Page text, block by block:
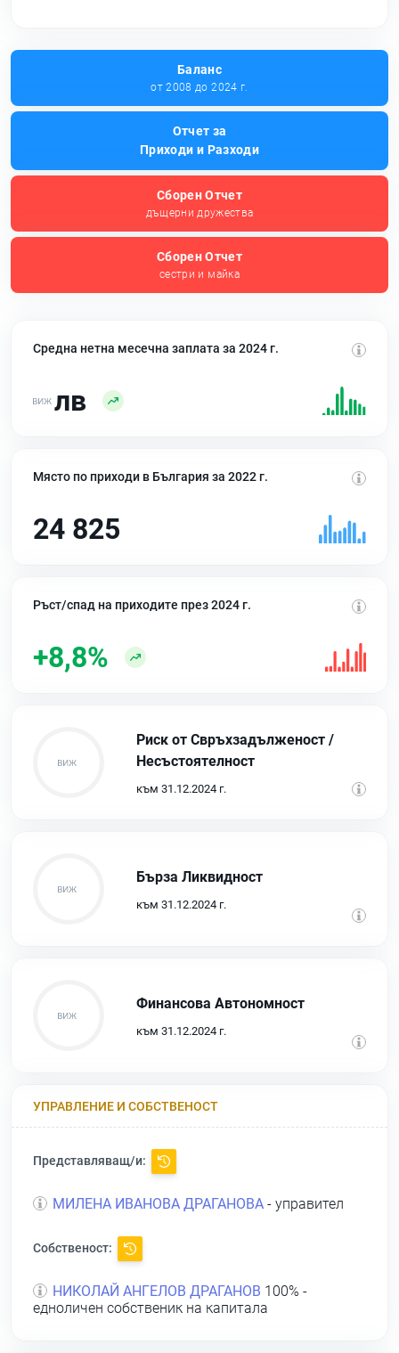
Баланс
от 2008 до 2024 г.
Отчет за
Приходи и Разходи
Сборен Отчет
дъщерни дружества
Сборен Отчет
сестри и майка
Средна нетна месечна заплата за 2024 г.
лв
Място по приходи в България за 2022 г.
24 825
Ръст/спад на приходите през 2024 г.
+8,8%
Риск от Свръхзадълженост /
Несъстоятелност
към 31.12.2024 г.
Бърза Ликвидност
към 31.12.2024 г.
Финансова Автономност
към 31.12.2024 г.
УПРАВЛЕНИЕ И СОБСТВЕНОСТ
Представляващ/и:
МИЛЕНА ИВАНОВА ДРАГАНОВА - управител
Собственост:
НИКОЛАЙ АНГЕЛОВ ДРАГАНОВ 100% -
едноличен собственик на капитала